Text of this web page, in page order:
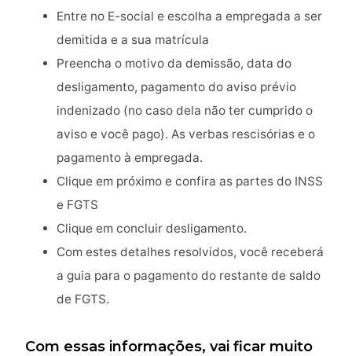
Entre no E-social e escolha a empregada a ser
demitida e a sua matrícula
Preencha o motivo da demissão, data do
desligamento, pagamento do aviso prévio
indenizado (no caso dela não ter cumprido o
aviso e você pago). As verbas rescisórias e o
pagamento à empregada.
Clique em próximo e confira as partes do INSS
e FGTS
Clique em concluir desligamento.
Com estes detalhes resolvidos, você receberá
a guia para o pagamento do restante de saldo
de FGTS.
Com essas informações, vai ficar muito